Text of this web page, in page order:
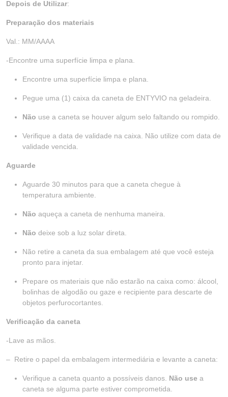
Depois de Utilizar:
Preparação dos materiais
Val.: MM/AAAA
-Encontre uma superfície limpa e plana.
Encontre uma superfície limpa e plana.
Pegue uma (1) caixa da caneta de ENTYVIO na geladeira.
Não use a caneta se houver algum selo faltando ou rompido.
Verifique a data de validade na caixa. Não utilize com data de
validade vencida.
Aguarde
Aguarde 30 minutos para que a caneta chegue à
temperatura ambiente.
Não aqueça a caneta de nenhuma maneira.
Não deixe sob a luz solar direta.
Não retire a caneta da sua embalagem até que você esteja
pronto para injetar.
Prepare os materiais que não estarão na caixa como: álcool,
bolinhas de algodão ou gaze e recipiente para descarte de
objetos perfurocortantes.
Verificação da caneta
-Lave as mãos.
– Retire o papel da embalagem intermediária e levante a caneta:
Verifique a caneta quanto a possíveis danos. Não use a
caneta se alguma parte estiver comprometida.